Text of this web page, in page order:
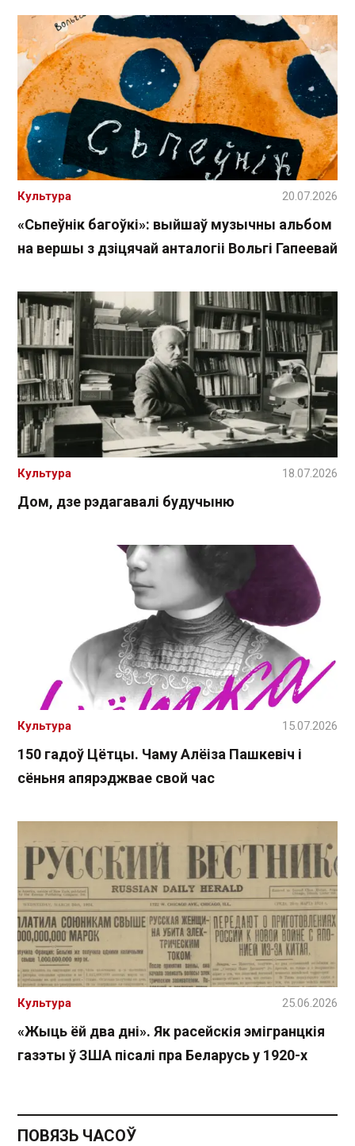
«Сьпеўнік багоўкі»: выйшаў музычны альбом
на вершы з дзіцячай анталогіі Вольгі Гапеевай
Культура 20.07.2026
Дом, дзе рэдагавалі будучыню
Культура 18.07.2026
150 гадоў Цётцы. Чаму Алёіза Пашкевіч і
сёньня апярэджвае свой час
Культура 15.07.2026
«Жыць ёй два дні». Як расейскія эмігранцкія
газэты ў ЗША пісалі пра Беларусь у 1920-х
Культура 25.06.2026
ПОВЯЗЬ ЧАСОЎ